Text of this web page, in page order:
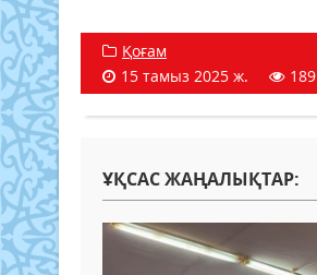
Қоғам
15 тамыз 2025 ж.
189
ҰҚСАС ЖАҢАЛЫҚТАР: